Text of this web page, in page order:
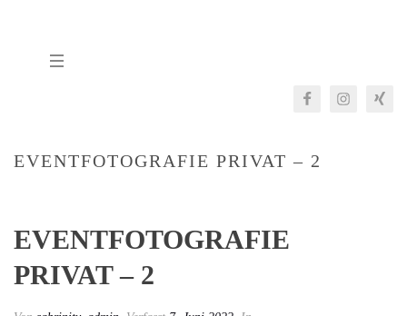
EVENTFOTOGRAFIE PRIVAT – 2
EVENTFOTOGRAFIE
PRIVAT – 2